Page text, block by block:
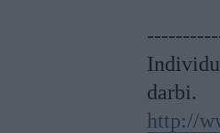
darbi.
http://